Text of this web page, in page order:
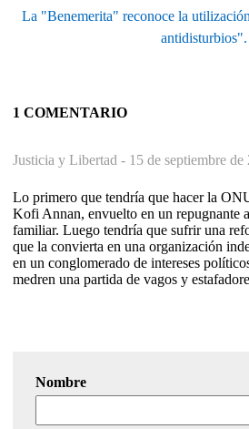
La "Benemerita" reconoce la
antidisturbios".
1 COMENTARIO
Justicia y Libertad - 15 de septiembre
Lo primero que tendría que hacer la
Kofi Annan, envuelto en un repugnante
familiar. Luego tendría que sufrir una
que la convierta en una organización
en un conglomerado de intereses
medren una partida de vagos y
Nombre